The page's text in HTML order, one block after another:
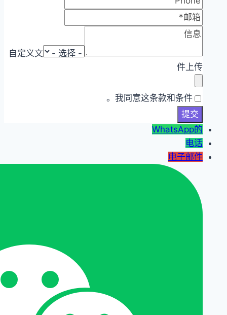
自定义文
件上传
我同意这条款和条件。
WhatsApp的
电话
电子邮件